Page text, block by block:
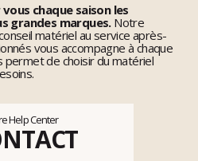
chaque saison les
grandes marques.Notre
matériel au service après-
vous accompagne à chaque
de choisir du matériel
Help Center